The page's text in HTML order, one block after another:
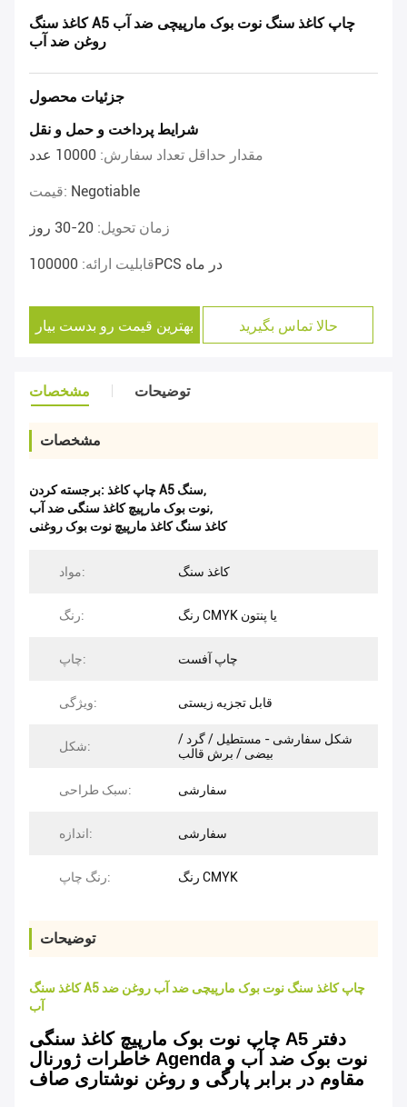
کاغذ سنگ A5 چاپ کاغذ سنگ نوت بوک مارپیچی ضد آب
روغن ضد آب
جزئیات محصول
شرایط پرداخت و حمل و نقل
مقدار حداقل تعداد سفارش: 10000 عدد
قیمت: Negotiable
زمان تحویل: 20-30 روز
قابلیت ارائه: 100000PCS در ماه
بهترین قیمت رو بدست بیار حالا تماس بگیرید
مشخصات توضیحات
مشخصات
برجسته کردن: چاپ کاغذ A5 سنگ,
نوت بوک مارپیچ کاغذ سنگی ضد آب,
کاغذ سنگ کاغذ مارپیچ نوت بوک روغنی
مواد: کاغذ سنگ
رنگ: رنگ CMYK یا پنتون
چاپ: چاپ آفست
ویژگی: قابل تجزیه زیستی
شکل:
شکل سفارشی - مستطیل / گرد /
بیضی / برش قالب
سبک طراحی: سفارشی
اندازه: سفارشی
رنگ چاپ: رنگ CMYK
توضیحات
کاغذ سنگ A5 چاپ کاغذ سنگ نوت بوک مارپیچی ضد آب روغن ضد
آب
چاپ نوت بوک مارپیچ کاغذ سنگی A5 دفتر
خاطرات ژورنال Agenda نوت بوک ضد آب و
مقاوم در برابر پارگی و روغن نوشتاری صاف